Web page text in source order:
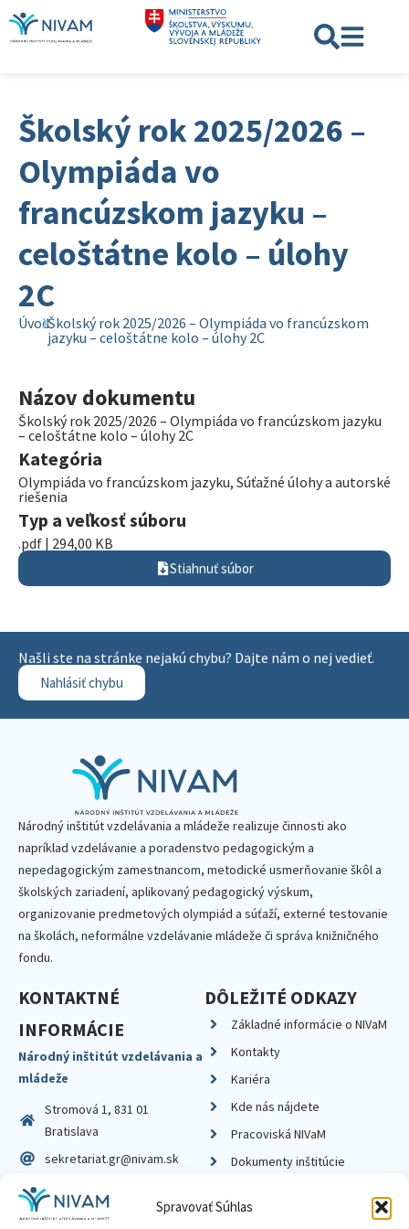
Spravovať Súhlas
Školský rok 2025/2026 –
Olympiáda vo
francúzskom jazyku –
celoštátne kolo – úlohy
2C
ÚvodŠkolský rok 2025/2026 – Olympiáda vo francúzskom
jazyku – celoštátne kolo – úlohy 2C
Názov dokumentu
Školský rok 2025/2026 – Olympiáda vo francúzskom jazyku
– celoštátne kolo – úlohy 2C
Kategória
Olympiáda vo francúzskom jazyku, Súťažné úlohy a autorské
riešenia
Typ a veľkosť súboru
.pdf | 294,00 KB
Stiahnuť súbor
Našli ste na stránke nejakú chybu? Dajte nám o nej vedieť.
Nahlásiť chybu
Národný inštitút vzdelávania a mládeže realizuje činnosti ako
napríklad vzdelávanie a poradenstvo pedagogickým a
nepedagogickým zamestnancom, metodické usmerňovanie škôl a
školských zariadení, aplikovaný pedagogický výskum,
organizovanie predmetových olympiád a súťaží, externé testovanie
na školách, neformálne vzdelávanie mládeže či správa knižničného
fondu.
KONTAKTNÉ
INFORMÁCIE
Národný inštitút vzdelávania a
mládeže
Stromová 1, 831 01
Bratislava
sekretariat.gr@nivam.sk
IČO: 00164348
DIČ: 2020798714
DÔLEŽITÉ ODKAZY
Základné informácie o NIVaM
Kontakty
Kariéra
Kde nás nájdete
Pracoviská NIVaM
Dokumenty inštitúcie